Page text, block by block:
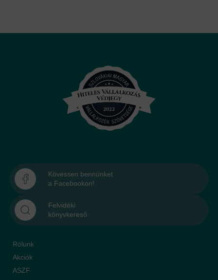
Kövessen bennünket
a Facebookon!
Felvidéki
könyvkereső
Rólunk
Akciók
ASZF